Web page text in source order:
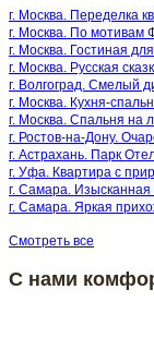
г. Москва. Переделка
г. Москва. По мотивам
г. Москва. Гостиная
г. Москва. Русская
г. Волгоград. Смелый
г. Москва. Кухня-
г. Москва. Спальня на
г. Ростов-на-Дону.
г. Астрахань. Парк
г. Уфа. Квартира с
г. Самара. Изысканная
г. Самара. Яркая
Смотреть все
С нами